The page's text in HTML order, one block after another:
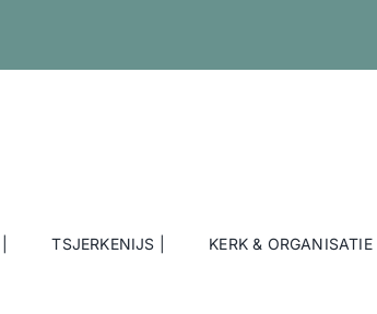
TSJERKENIJS | KERK & ORGANISATIE |